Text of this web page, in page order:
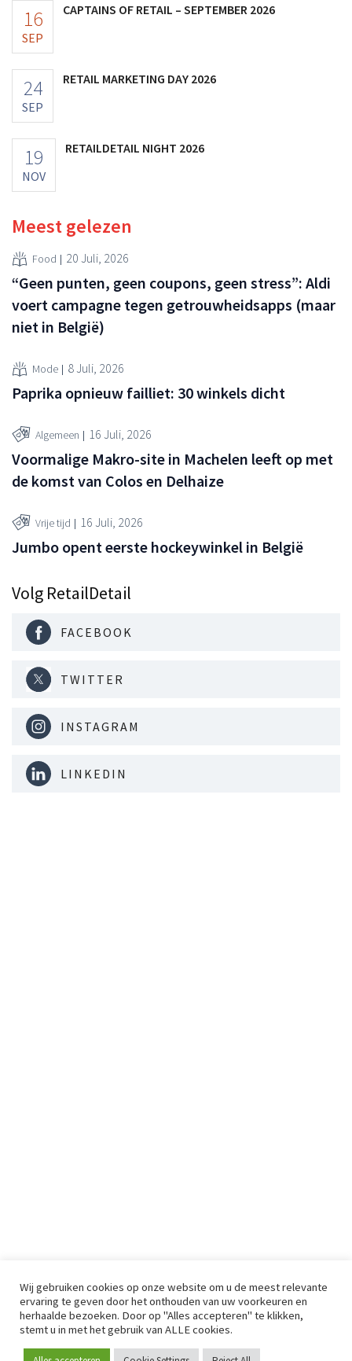
16
SEP
CAPTAINS OF RETAIL – SEPTEMBER 2026
24
SEP
RETAIL MARKETING DAY 2026
19
NOV
RETAILDETAIL NIGHT 2026
Meest gelezen
Food 20 Juli, 2026
“Geen punten, geen coupons, geen stress”: Aldi
voert campagne tegen getrouwheidsapps (maar
niet in België)
Mode 8 Juli, 2026
Paprika opnieuw failliet: 30 winkels dicht
Algemeen 16 Juli, 2026
Voormalige Makro-site in Machelen leeft op met
de komst van Colos en Delhaize
Vrije tijd 16 Juli, 2026
Jumbo opent eerste hockeywinkel in België
Volg RetailDetail
FACEBOOK
TWITTER
INSTAGRAM
LINKEDIN
Wij gebruiken cookies op onze website om u de meest relevante
ervaring te geven door het onthouden van uw voorkeuren en
herhaalde bezoeken. Door op "Alles accepteren" te klikken,
stemt u in met het gebruik van ALLE cookies.